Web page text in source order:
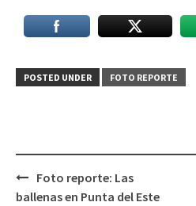
POSTED UNDER FOTO REPORTE
Post
navigation
Foto reporte: Las
ballenas en Punta del Este